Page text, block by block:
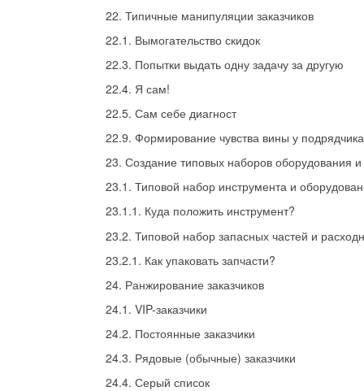
22. Типичные манипуляции заказчиков
22.1. Вымогательство скидок
22.3. Попытки выдать одну задачу за другую
22.4. Я сам!
22.5. Сам себе диагност
22.9. Формирование чувства вины у подрядчика
23. Создание типовых наборов оборудования и
23.1. Типовой набор инструмента и
23.1.1. Куда положить инструмент?
23.2. Типовой набор запасных частей и
23.2.1. Как упаковать запчасти?
24. Ранжирование заказчиков
24.1. VIP-заказчики
24.2. Постоянные заказчики
24.3. Рядовые (обычные) заказчики
24.4. Серый список